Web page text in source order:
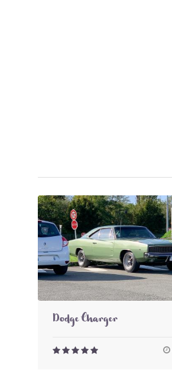
Dodge Charger